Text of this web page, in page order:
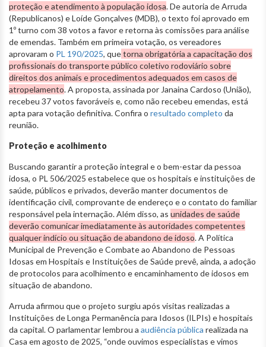
proteção e atendimento à população idosa. De autoria de Arruda
(Republicanos) e Loíde Gonçalves (MDB), o texto foi aprovado em
1º turno com 38 votos a favor e retorna às comissões para análise
de emendas. Também em primeira votação, os vereadores
aprovaram o PL 190/2025, quetorna obrigatória a capacitação dos
profissionais do transporte público coletivo rodoviário sobre
direitos dos animais e procedimentos adequados em casos de
atropelamento. A proposta, assinada por Janaina Cardoso (União),
recebeu 37 votos favoráveis e, como não recebeu emendas, está
apta para votação definitiva. Confira o resultado completo da
reunião.
Proteção e acolhimento
Buscando garantir a proteção integral e o bem-estar da pessoa
idosa, o PL 506/2025 estabelece que os hospitais e instituições de
saúde, públicos e privados, deverão manter documentos de
identificação civil, comprovante de endereço e o contato do familiar
responsável pela internação. Além disso, as unidades de saúde
deverão comunicar imediatamente às autoridades competentes
qualquer indício ou situação de abandono de idoso. A Política
Municipal de Prevenção e Combate ao Abandono de Pessoas
Idosas em Hospitais e Instituições de Saúde prevê, ainda, a adoção
de protocolos para acolhimento e encaminhamento de idosos em
situação de abandono.
Arruda afirmou que o projeto surgiu após visitas realizadas a
Instituições de Longa Permanência para Idosos (ILPIs) e hospitais
da capital. O parlamentar lembrou a audiência pública realizada na
Casa em agosto de 2025, “onde ouvimos especialistas e vimos